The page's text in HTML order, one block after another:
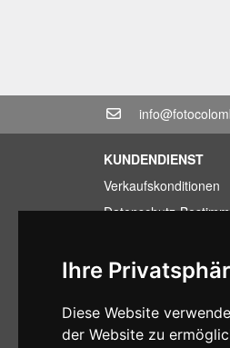
Ihre
Diese Website
der Website zu
KUNDENDIENST
Verkaufskonditionen
Datenschutz-
Garantiebedingungen
Ruecktrittsrecht
MwSt-Bedingungen